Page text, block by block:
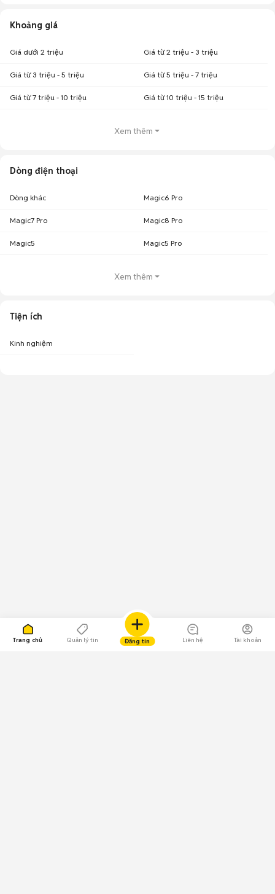
Trang chủ Quản lý tin Đăng tin Liên hệ Tài khoản
Khoảng giá
Giá dưới 2 triệu Giá từ 2 triệu - 3 triệu
Giá từ 3 triệu - 5 triệu Giá từ 5 triệu - 7 triệu
Giá từ 7 triệu - 10 triệu Giá từ 10 triệu - 15 triệu
Xem thêm
Dòng điện thoại
Dòng khác Magic6 Pro
Magic7 Pro Magic8 Pro
Magic5 Magic5 Pro
Xem thêm
Tiện ích
Kinh nghiệm